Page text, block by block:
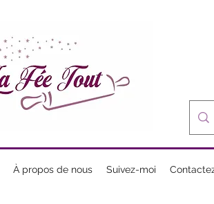
À propos de nous Suivez-moi